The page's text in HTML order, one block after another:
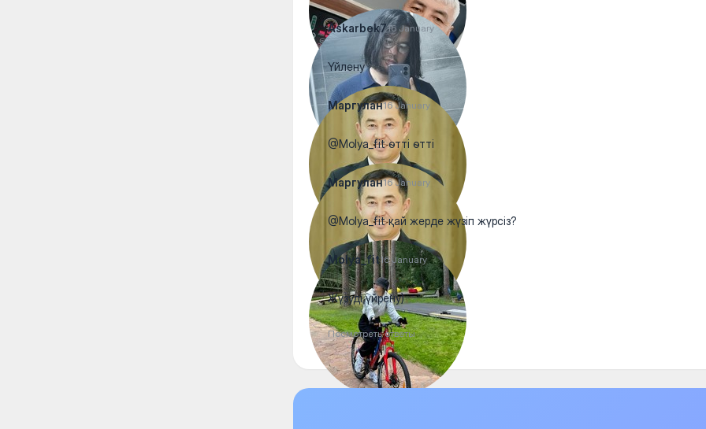
Askarbek716 January
Үйлену
Маргулан16 January
@Molya_fit өтті өтті
Маргулан16 January
@Molya_fit қай жерде жүзіп жүрсіз?
Molya_fit16 January
Жүзуді үйрену)
Посмотреть ответы